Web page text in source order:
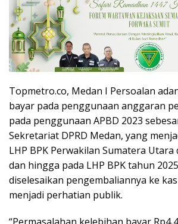
Topmetro.co, Medan I Persoalan
bayar pada penggunaan anggaran
pada penggunaan APBD 2023
Sekretariat DPRD Medan, yang
LHP BPK Perwakilan Sumatera Utara
dan hingga pada LHP BPK tahun
diselesaikan pengembaliannya ke
menjadi perhatian publik.